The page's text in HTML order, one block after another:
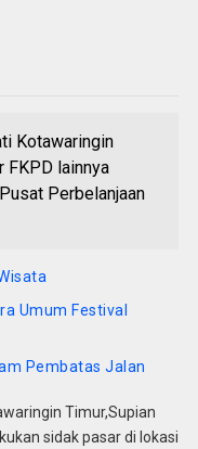
Kotawaringin
FKPD lainnya
Perbelanjaan
Umum Festival
Pembatas Jalan
Timur,Supian
sidak pasar di lokasi